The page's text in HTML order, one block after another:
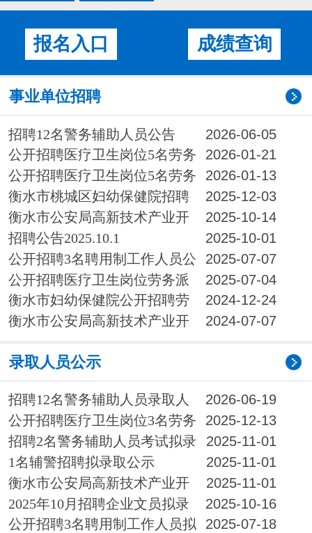
出租
报名入口 成绩查询
事业单位招聘
2026-06-05
招聘12名警务辅助人员公告
2026-01-21
公开招聘医疗卫生岗位5名劳务
派遣制工作人员延长报名时间的公告2026-01-13
公开招聘医疗卫生岗位5名劳务
派遣制工作人员公告
2025-12-03
衡水市桃城区妇幼保健院招聘
10名合同制医务人员公告
2025-10-14
衡水市公安局高新技术产业开
发区分局招聘警务辅助人员公告
2025-10-01
招聘公告2025.10.1
2025-07-07
公开招聘3名聘用制工作人员公
告
2025-07-04
公开招聘医疗卫生岗位劳务派
遣制 工作人员13名公告
2024-12-24
衡水市妇幼保健院公开招聘劳
务服务医疗辅助工作人员15名公告2024-07-07
衡水市公安局高新技术产业开
录取人员公示
2026-06-19
招聘12名警务辅助人员录取人
员公示
2025-12-13
公开招聘医疗卫生岗位3名劳务
派遣制工作人员拟录取人员公示
2025-11-01
招聘2名警务辅助人员考试拟录
取人员公示
2025-11-01
1名辅警招聘拟录取公示
2025-11-01
衡水市公安局高新技术产业开
发区分局招聘警务辅助人员拟录取人员公示
2025-10-16
2025年10月招聘企业文员拟录
取人员公示
2025-07-18
公开招聘3名聘用制工作人员拟